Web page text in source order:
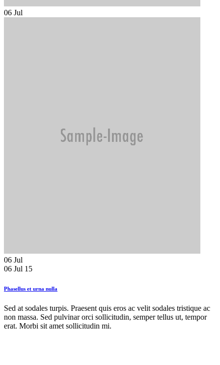
06 Jul
06 Jul
06 Jul 15
Phasellus et urna nulla
Sed at sodales turpis. Praesent quis eros ac velit sodales tristique ac
non massa. Sed pulvinar orci sollicitudin, semper tellus ut, tempor
erat. Morbi sit amet sollicitudin mi.